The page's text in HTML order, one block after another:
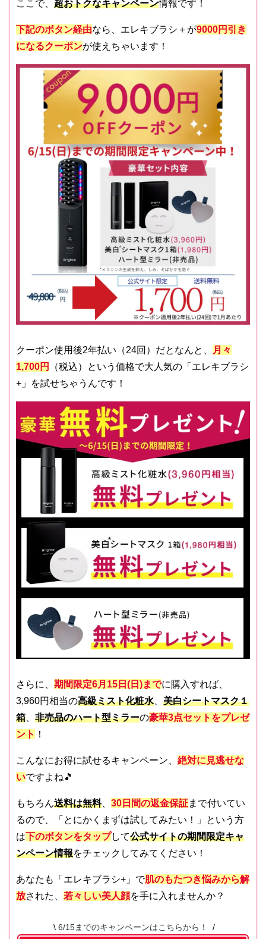
ここで、 超おトクなキャンペーン情報です！
下記のボタン経由なら、エレキブラシ＋が9000円引き
になるクーポンが使えちゃいます！
クーポン使用後2年払い（24回）だとなんと、
月々
1,700円
（税込）という価格で大人気の「エレキブラシ
+」を試せちゃうんです！
さらに、 期間限定6月15日(日)までに購入すれば、
3,960円相当の高級ミスト化粧水
美白シートマスク１
箱
非売品のハート型ミラーの豪華3点セットをプレゼ
ント ！
こんなにお得に試せるキャンペーン、 絶対に 見逃せな
いですよね🎵
もちろん送料は無料、 30日間の返金保証まで付いてい
るので、「とにかくまずは試してみたい！」という方
は下のボタンをタップして公式サイトの期間限定キャ
ンペーン情報をチェックしてみてください！
あなたも「エレキブラシ+」で肌のもたつき悩みから解
放された、 若々しい美人顔を手に入れませんか？
6/15までのキャンペーンはこちらから！